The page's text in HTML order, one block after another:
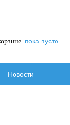
пока пусто
Новости